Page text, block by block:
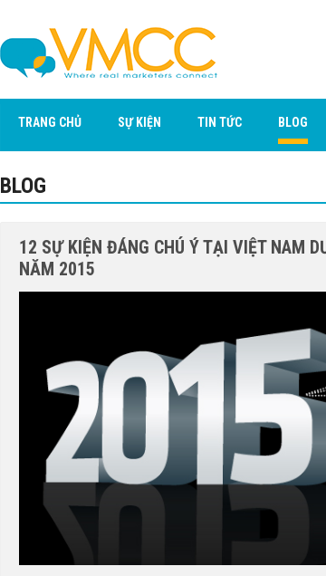
TRANG CHỦ SỰ KIỆN TIN TỨC BLOG
BLOG
12 SỰ KIỆN ĐÁNG CHÚ Ý TẠI VIỆT NAM
NĂM 2015